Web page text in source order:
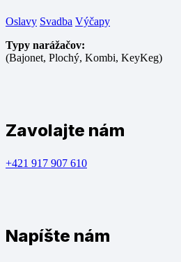
Oslavy Svadba Výčapy
Typy narážačov:
(Bajonet, Plochý, Kombi, KeyKeg)
Zavolajte nám
+421 917 907 610
Napíšte nám